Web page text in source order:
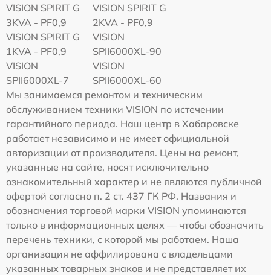
VISION SPIRIT G
3KVA - PF0,9
VISION SPIRIT G
2KVA - PF0,9
VISION SPIRIT G
1KVA - PF0,9
VISION
SPII6000XL-90
VISION
SPII6000XL-7
VISION
SPII6000XL-60
Мы занимаемся ремонтом и техническим
обслуживанием техники VISION по истечении
гарантийного периода. Наш центр в Хабаровске
работает независимо и не имеет официальной
авторизации от производителя. Цены на ремонт,
указанные на сайте, носят исключительно
ознакомительный характер и не являются публичной
офертой согласно п. 2 ст. 437 ГК РФ. Названия и
обозначения торговой марки VISION упоминаются
только в информационных целях — чтобы обозначить
перечень техники, с которой мы работаем. Наша
организация не аффилирована с владельцами
указанных товарных знаков и не представляет их